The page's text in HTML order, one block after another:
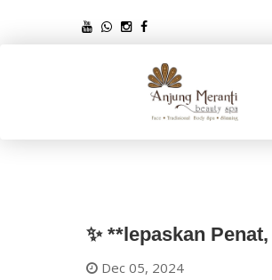
✨ **lepaskan
Dec 05, 2024